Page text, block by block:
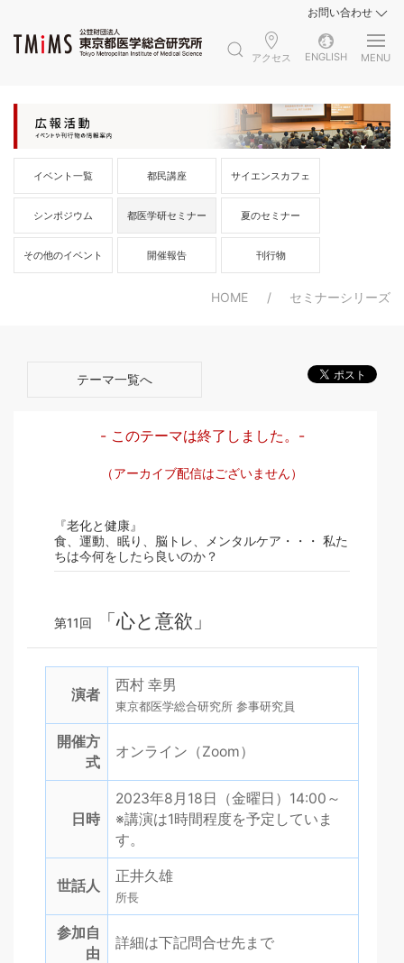
お問い合わせ
アクセス ENGLISH MENU
イベント一覧 都民講座 サイエンスカフェ
シンポジウム 都医学研セミナー 夏のセミナー
その他のイベント 開催報告 刊行物
HOME セミナーシリーズ
テーマ一覧へ
- このテーマは終了しました。-
（アーカイブ配信はございません）
『老化と健康』
食、運動、眠り、脳トレ、メンタルケア・・・ 私た
ちは今何をしたら良いのか？
第11回 「心と意欲」
演者
西村 幸男
東京都医学総合研究所 参事研究員
開催方
式
オンライン（Zoom）
日時
2023年8月18日（金曜日）14:00～
※講演は1時間程度を予定していま
す。
世話人
正井久雄
所長
参加自
由
詳細は下記問合せ先まで